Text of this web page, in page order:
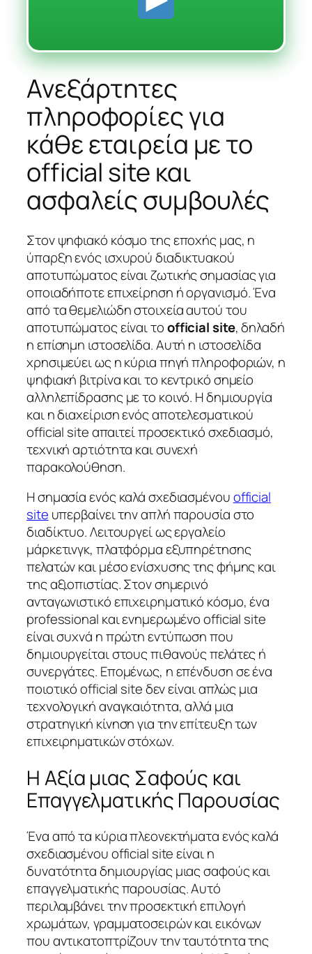
Ανεξάρτητες
πληροφορίες για
κάθε εταιρεία με το
official site και
ασφαλείς συμβουλές
Στον ψηφιακό κόσμο της εποχής μας, η
ύπαρξη ενός ισχυρού διαδικτυακού
αποτυπώματος είναι ζωτικής σημασίας για
οποιαδήποτε επιχείρηση ή οργανισμό. Ένα
από τα θεμελιώδη στοιχεία αυτού του
αποτυπώματος είναι τοofficial site, δηλαδή
η επίσημη ιστοσελίδα. Αυτή η ιστοσελίδα
χρησιμεύει ως η κύρια πηγή πληροφοριών, η
ψηφιακή βιτρίνα και το κεντρικό σημείο
αλληλεπίδρασης με το κοινό. Η δημιουργία
και η διαχείριση ενός αποτελεσματικού
official site απαιτεί προσεκτικό σχεδιασμό,
τεχνική αρτιότητα και συνεχή
παρακολούθηση.
Η σημασία ενός καλά σχεδιασμένουofficial
site υπερβαίνει την απλή παρουσία στο
διαδίκτυο. Λειτουργεί ως εργαλείο
μάρκετινγκ, πλατφόρμα εξυπηρέτησης
πελατών και μέσο ενίσχυσης της φήμης και
της αξιοπιστίας. Στον σημερινό
ανταγωνιστικό επιχειρηματικό κόσμο, ένα
professional και ενημερωμένο official site
είναι συχνά η πρώτη εντύπωση που
δημιουργείται στους πιθανούς πελάτες ή
συνεργάτες. Επομένως, η επένδυση σε ένα
ποιοτικό official site δεν είναι απλώς μια
τεχνολογική αναγκαιότητα, αλλά μια
στρατηγική κίνηση για την επίτευξη των
επιχειρηματικών στόχων.
Η Αξία μιας Σαφούς και
Επαγγελματικής Παρουσίας
Ένα από τα κύρια πλεονεκτήματα ενός καλά
σχεδιασμένου official site είναι η
δυνατότητα δημιουργίας μιας σαφούς και
επαγγελματικής παρουσίας. Αυτό
περιλαμβάνει την προσεκτική επιλογή
χρωμάτων, γραμματοσειρών και εικόνων
που αντικατοπτρίζουν την ταυτότητα της